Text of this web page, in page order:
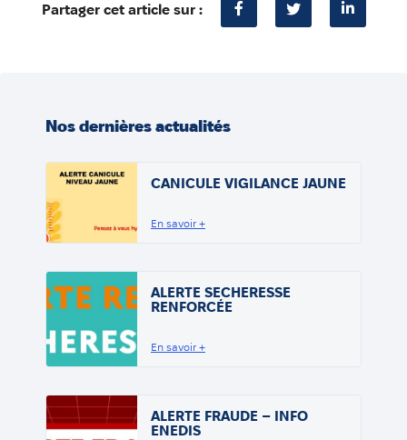
Partager cet article sur :
Nos dernières actualités
CANICULE VIGILANCE JAUNE
En savoir +
ALERTE SECHERESSE
RENFORCÉE
En savoir +
ALERTE FRAUDE – INFO
ENEDIS